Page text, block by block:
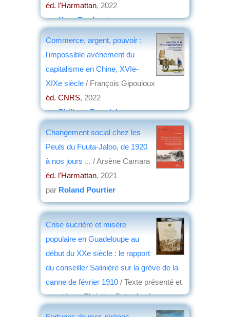
éd. l'Harmattan, 2022
parYves Boulvert
Commerce, argent, pouvoir :
l'impossible avènement du
capitalisme en Chine, XVIe-
XIXe siècle / François Gipouloux
éd. CNRS, 2022
parPhilippe Bonnichon
Changement social chez les
Peuls du Fuuta-Jaloo, de 1920
à nos jours ... / Arsène Camara
éd. l'Harmattan, 2021
par Roland Pourtier
Crise sucrière et misère
populaire en Guadeloupe au
début du XXe siècle : le rapport
du conseiller Salinière sur la grève de la
canne de février 1910 / Texte présenté et
annoté par Christian Schnakenbourg
éd. Société d'histoire de la Guadeloupe,